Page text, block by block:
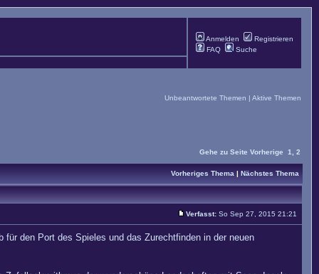
Anmelden
Registrieren
FAQ
Suche
Unbeantwortete Themen | Aktive Themen
Gehe zu Seite Vorherige 1 2
Vorheriges Thema | Nächstes Thema
Verfasst: So Sep 27, 2015 21:21
den Port des Spieles und das Zurechtfinden in der neuen